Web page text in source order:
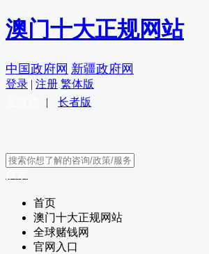
澳门十大正规网站
中国政府网 新疆政府网
登录 | 注册 繁体版
| 长者版
首页
澳门十大正规网站
全球赌钱网
官网入口